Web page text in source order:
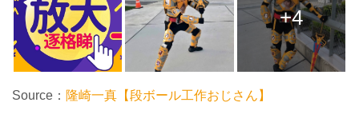
+4
Source： 隆崎一真【段ボール工作おじさん】